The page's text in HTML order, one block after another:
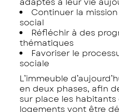
Continuer la
social
Réfléchir à des
thématiques
Favoriser le
sociale
L’immeuble
en deux phases, afin
sur place les habitants
logements vont être